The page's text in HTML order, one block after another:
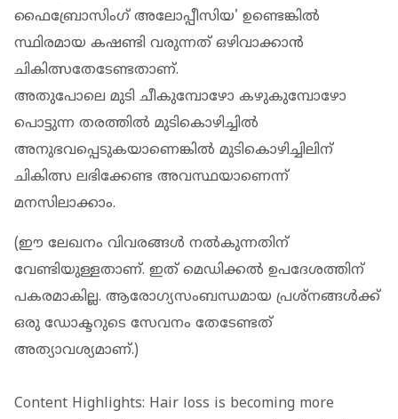
ഫൈബ്രോസിംഗ് അലോപ്പീസിയ' ഉണ്ടെങ്കില്‍
സ്ഥിരമായ കഷണ്ടി വരുന്നത് ഒഴിവാക്കാന്‍
ചികിത്സതേടേണ്ടതാണ്.
അതുപോലെ മുടി ചീകുമ്പോഴോ കഴുകുമ്പോഴോ
പൊട്ടുന്ന തരത്തില്‍ മുടികൊഴിച്ചില്‍
അനുഭവപ്പെടുകയാണെങ്കില്‍ മുടികൊഴിച്ചിലിന്
ചികിത്സ ലഭിക്കേണ്ട അവസ്ഥയാണെന്ന്
മനസിലാക്കാം.
(ഈ ലേഖനം വിവരങ്ങള്‍ നല്‍കുന്നതിന്
വേണ്ടിയുള്ളതാണ്. ഇത് മെഡിക്കല്‍ ഉപദേശത്തിന്
പകരമാകില്ല. ആരോഗ്യസംബന്ധമായ പ്രശ്‌നങ്ങള്‍ക്ക്
ഒരു ഡോക്ടറുടെ സേവനം തേടേണ്ടത്
അത്യാവശ്യമാണ്.)
Content Highlights: Hair loss is becoming more